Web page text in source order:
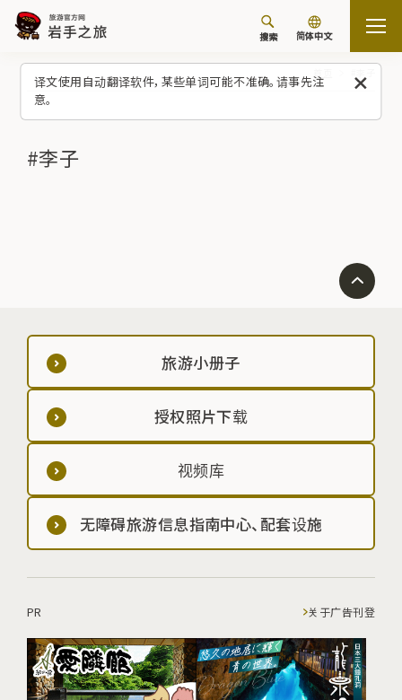
译文使用自动翻译软件，某些单词可能不准确。请事先注
意。
搜索 简体中文
#李子
旅游小册子
授权照片下载
视频库
无障碍旅游信息指南中心、配套设施
PR 关于广告刊登